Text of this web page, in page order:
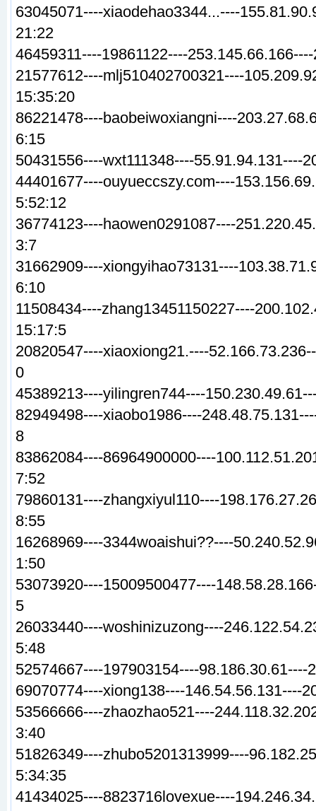
63045071----xiaodehao3344...----
21:22
46459311----19861122----
21577612----mlj510402700321----
15:35:20
86221478----baobeiwoxiangni----
6:15
50431556----wxt111348----55.91.94.131----
44401677----ouyueccszy.com----
5:52:12
36774123----haowen0291087----
3:7
31662909----xiongyihao73131----
6:10
11508434----zhang13451150227----
15:17:5
20820547----xiaoxiong21.----
0
45389213----yilingren744----
82949498----xiaobo1986----
8
83862084----86964900000----
7:52
79860131----zhangxiyul110----
8:55
16268969----3344woaishui??----
1:50
53073920----15009500477----
5
26033440----woshinizuzong----
5:48
52574667----197903154----98.186.30.61----
69070774----xiong138----146.54.56.131----
53566666----zhaozhao521----
3:40
51826349----zhubo5201313999----
5:34:35
41434025----8823716lovexue----